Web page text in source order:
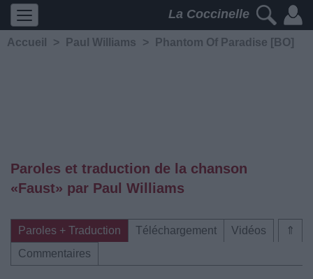
La Coccinelle
Accueil > Paul Williams > Phantom Of Paradise [BO]
Paroles et traduction de la chanson
«Faust» par Paul Williams
⇑
Paroles + Traduction Téléchargement
Vidéos
Commentaires